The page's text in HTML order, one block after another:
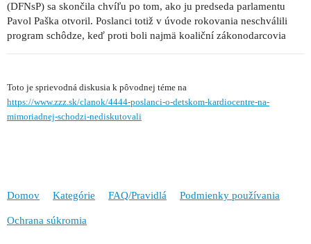
(DFNsP) sa skončila chvíľu po tom, ako ju predseda parlamentu
Pavol Paška otvoril. Poslanci totiž v úvode rokovania neschválili
program schôdze, keď proti boli najmä koaliční zákonodarcovia
Toto je sprievodná diskusia k pôvodnej téme na
https://www.zzz.sk/clanok/4444-poslanci-o-detskom-kardiocentre-na-
mimoriadnej-schodzi-nediskutovali
Domov Kategórie FAQ/Pravidlá Podmienky používania
Ochrana súkromia